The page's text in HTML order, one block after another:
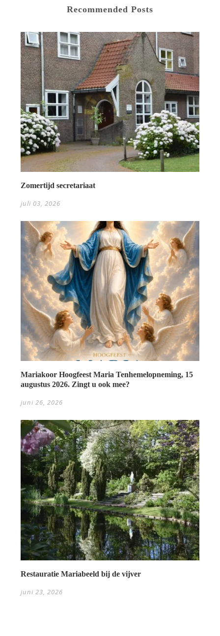
Recommended Posts
Zomertijd secretariaat
juli 03, 2026
Mariakoor Hoogfeest Maria Tenhemelopneming, 15
augustus 2026. Zingt u ook mee?
juni 26, 2026
Restauratie Mariabeeld bij de vijver
juni 23, 2026